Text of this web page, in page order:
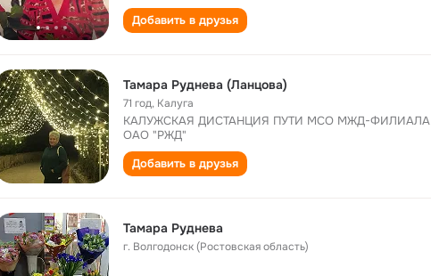
Добавить в друзья
Тамара Руднева (Ланцова)
71 год, Калуга
КАЛУЖСКАЯ ДИСТАНЦИЯ ПУТИ МСО МЖД-ФИЛИАЛА
ОАО "РЖД"
Добавить в друзья
Тамара Руднева
г. Волгодонск (Ростовская область)